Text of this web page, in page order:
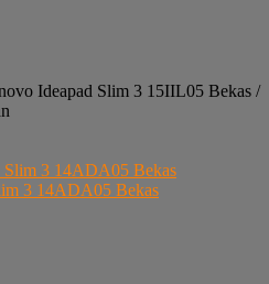
Ideapad Slim 3 15IIL05 Bekas /
3 14ADA05 Bekas